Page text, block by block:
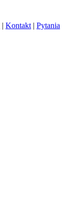
| Kontakt | Pytania